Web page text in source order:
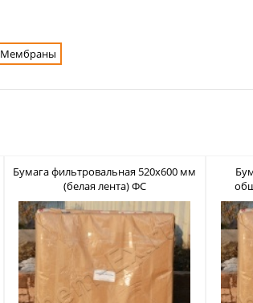
Мембраны
Бумага фильтровальная 520х600 мм
(белая лента) ФС